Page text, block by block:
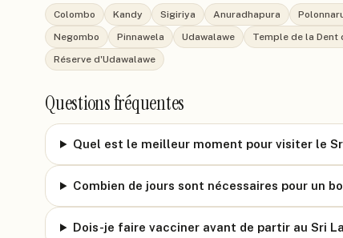
Colombo Kandy Sigiriya Anuradhapura
Negombo
Pinnawela Udawalawe Temple de la Dent
Réserve d'Udawalawe
Questions fréquentes
Quel est le meilleur moment pour visiter le
Combien de jours sont nécessaires pour un
Dois-je faire vacciner avant de partir au Sri